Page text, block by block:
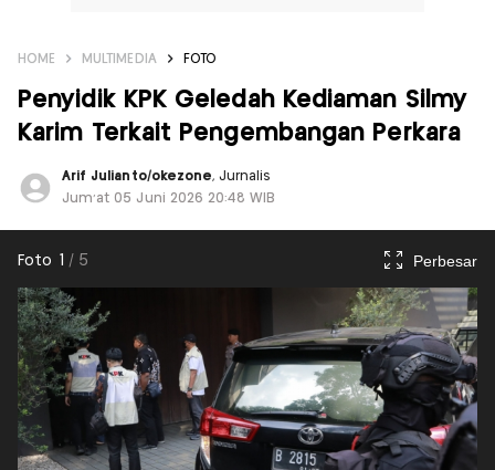
HOME MULTIMEDIA FOTO
Penyidik KPK Geledah Kediaman Silmy
Karim Terkait Pengembangan Perkara
Arif Julianto/okezone, Jurnalis
Jum'at 05 Juni 2026 20:48 WIB
Foto 1 / 5 Perbesar